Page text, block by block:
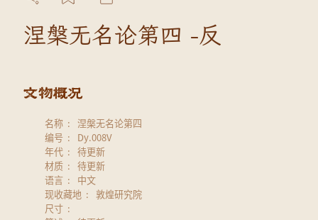
涅槃无名论第四 -反
名称
涅槃无名论第四
编号
Dy.008V
年代
待更新
材质
待更新
语言
中文
现收藏地
敦煌研究院
尺寸